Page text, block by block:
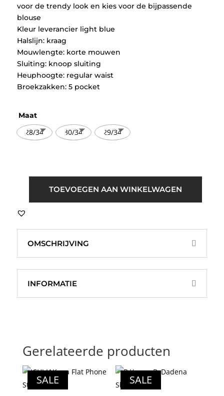
voor de trendy look en kies voor de bijpassende
blouse
Kleur leverancier light blue
Halslijn: kraag
Mouwlengte: korte mouwen
Sluiting: knoop sluiting
Heuphoogte: regular waist
Broekzakken: 5 pocket
Maat
28/34 30/34 29/34
Aztec
aantal
TOEVOEGEN AAN WINKELWAGEN
OMSCHRIJVING
INFORMATIE
Gerelateerde producten
SALE SALE